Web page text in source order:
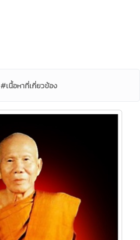
#เนื้อหาที่เกี่ยวข้อง